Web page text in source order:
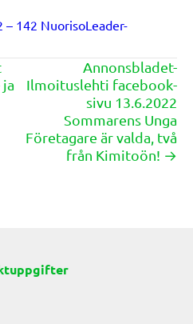
– 142 NuorisoLeader-
ja
Annonsbladet-
Ilmoituslehti facebook-
sivu 13.6.2022
Sommarens Unga
Företagare är valda, två
från Kimitoön! →